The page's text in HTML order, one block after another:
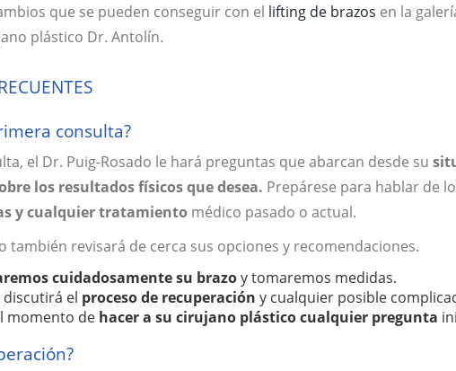
que se pueden conseguir con el lifting de brazos en la
plástico Dr. Antolín.
consulta?
el Dr. Puig-Rosado le hará preguntas que abarcan desde su
los resultados físicos que desea. Prepárese para hablar de
y cualquier tratamiento médico pasado o actual.
también revisará de cerca sus opciones y recomendaciones.
cuidadosamente su brazoy tomaremos medidas.
el proceso de recuperación y cualquier posible
momento de hacer a su cirujano plástico cualquier pregunta